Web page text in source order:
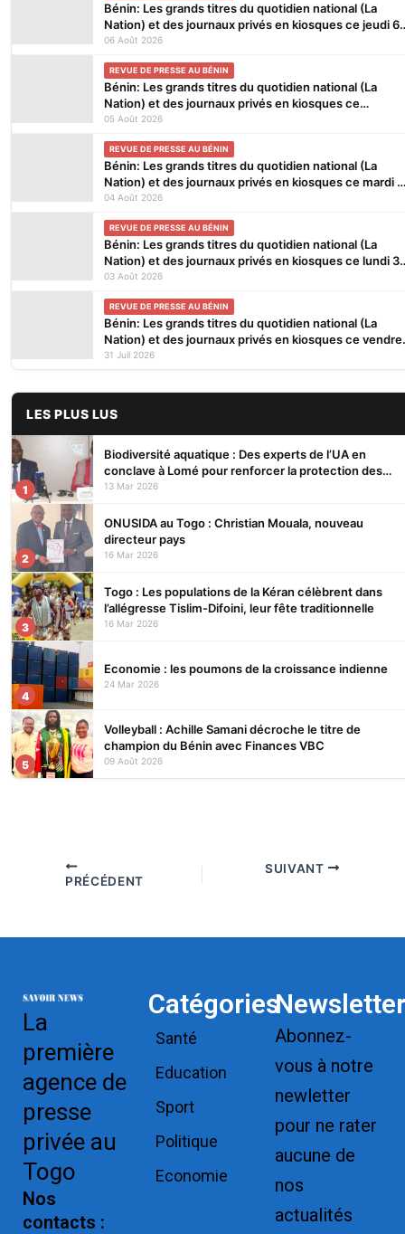
Bénin: Les grands titres du quotidien national (La
Nation) et des journaux privés en kiosques ce jeudi 6
Août 2026
06 Août 2026
REVUE DE PRESSE AU BÉNIN
Bénin: Les grands titres du quotidien national (La
Nation) et des journaux privés en kiosques ce
mercredi 5 Août 2026
05 Août 2026
REVUE DE PRESSE AU BÉNIN
Bénin: Les grands titres du quotidien national (La
Nation) et des journaux privés en kiosques ce mardi 4
Août 2026
04 Août 2026
REVUE DE PRESSE AU BÉNIN
Bénin: Les grands titres du quotidien national (La
Nation) et des journaux privés en kiosques ce lundi 3
Août 2026
03 Août 2026
REVUE DE PRESSE AU BÉNIN
Bénin: Les grands titres du quotidien national (La
Nation) et des journaux privés en kiosques ce
31 Juillet 2026
31 Juil 2026
LES PLUS LUS
1
Biodiversité aquatique : Des experts de l’UA en
conclave à Lomé pour renforcer la protection des
écosystèmes
13 Mar 2026
2
ONUSIDA au Togo : Christian Mouala, nouveau
directeur pays
16 Mar 2026
3
Togo : Les populations de la Kéran célèbrent dans
l’allégresse Tislim-Difoini, leur fête traditionnelle
16 Mar 2026
4
Economie : les poumons de la croissance indienne
24 Mar 2026
5
Volleyball : Achille Samani décroche le titre de
champion du Bénin avec Finances VBC
09 Août 2026
PRÉCÉDENT
SUIVANT
La
première
agence de
presse
privée au
Togo
Nos
contacts :
Catégories
Santé
Education
Sport
Politique
Economie
Newsletter
Abonnez-
vous à notre
newletter
pour ne rater
aucune de
nos
actualités